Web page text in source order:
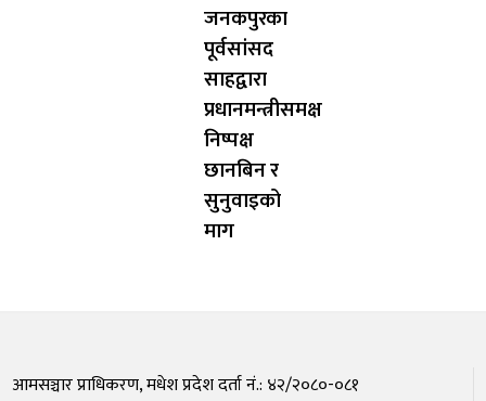
जनकपुरका
पूर्वसांसद
साहद्वारा
प्रधानमन्त्रीसमक्ष
निष्पक्ष
छानबिन र
सुनुवाइको
माग
आमसञ्चार प्राधिकरण, मधेश प्रदेश दर्ता नं.: ४२/२०८०-०८१